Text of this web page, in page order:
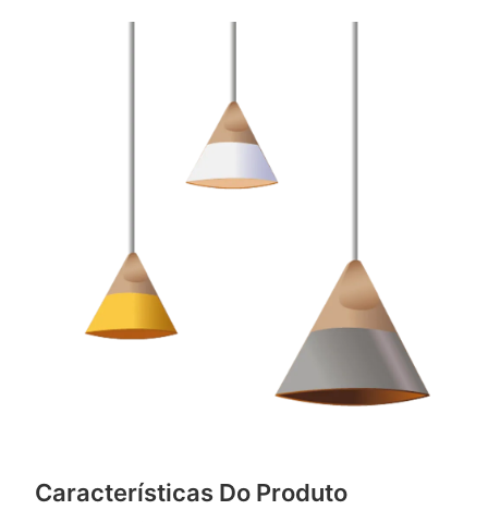
Características Do Produto